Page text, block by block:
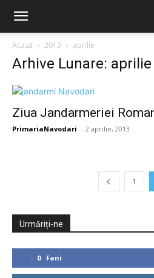
Acasă 2013 aprilie
Arhive Lunare: aprilie
Ziua Jandarmeriei
PrimariaNavodari - 2 aprilie, 2013
1
Urmăriți-ne
0 Fani